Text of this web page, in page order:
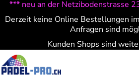
*** neu an der Netzibodenstrasse
Derzeit keine Online Bestellungen
Anfragen sind
Kunden Shops sind